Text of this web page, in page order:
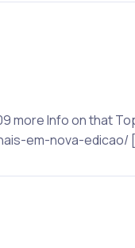
more Info on that
em-nova-edicao/